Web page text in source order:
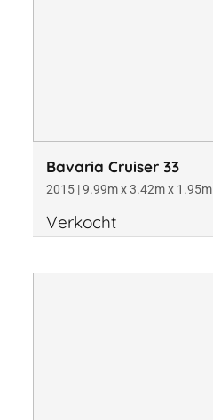
Bavaria Cruiser 33
2015 | 9.99m x 3.42m x 1.95m
Verkocht